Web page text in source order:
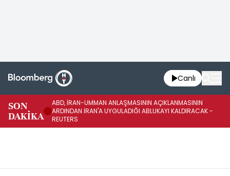
Canlı
SON
DAKİKA
ABD, İRAN-UMMAN ANLAŞMASININ AÇIKLANMASININ
ARDINDAN İRAN'A UYGULADIĞI ABLUKAYI KALDIRACAK -
REUTERS